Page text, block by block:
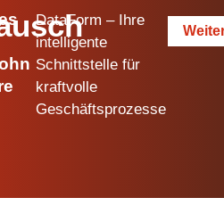
DataForm – Ihre
intelligente
Schnittstelle für
kraftvolle
Geschäftsprozesse